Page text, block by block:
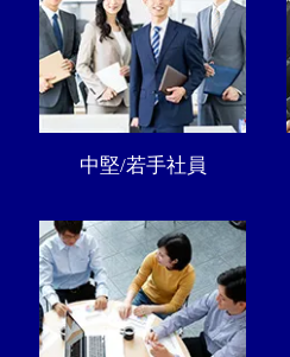
中堅/若手社員